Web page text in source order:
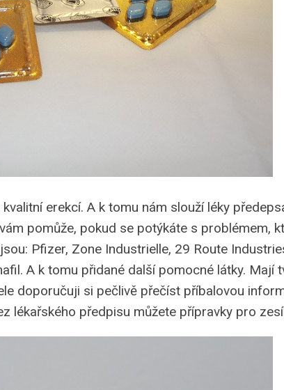
erekcí. A k tomu nám slouží léky
pomůže, pokud se potýkáte s problémem,
Pfizer, Zone Industrielle, 29 Route
A k tomu přidané další pomocné látky. Mají
doporučuji si pečlivě přečíst příbalovou
lékařského předpisu můžete přípravky pro